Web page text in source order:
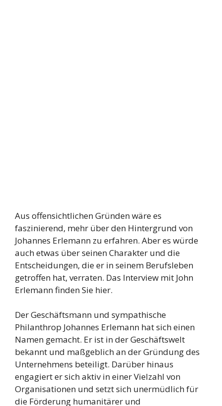
Aus offensichtlichen Gründen wäre es
faszinierend, mehr über den Hintergrund von
Johannes Erlemann zu erfahren. Aber es würde
auch etwas über seinen Charakter und die
Entscheidungen, die er in seinem Berufsleben
getroffen hat, verraten. Das Interview mit John
Erlemann finden Sie hier.
Der Geschäftsmann und sympathische
Philanthrop Johannes Erlemann hat sich einen
Namen gemacht. Er ist in der Geschäftswelt
bekannt und maßgeblich an der Gründung des
Unternehmens beteiligt. Darüber hinaus
engagiert er sich aktiv in einer Vielzahl von
Organisationen und setzt sich unermüdlich für
die Förderung humanitärer und